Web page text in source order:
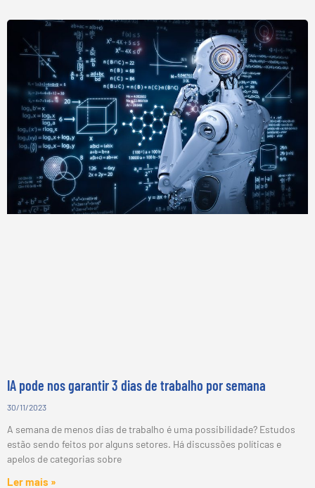
IA pode nos garantir 3 dias de trabalho por semana
30/11/2023
A semana de menos dias de trabalho é uma possibilidade? Estudos
estão sendo feitos por alguns setores. Há discussões políticas e
apelos de categorias sobre
Ler mais »